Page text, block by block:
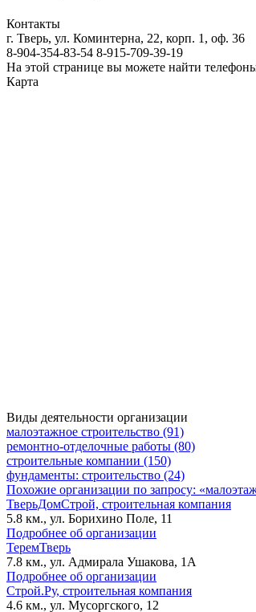
Контакты
г. Тверь, ул. Коминтерна, 22, корп. 1, оф. 36
8-904-354-83-54 8-915-709-39-19
На этой странице вы можете найти
Карта
Виды деятельности организации
малоэтажное строительство (91)
ремонтно-отделочные работы (80)
строительные компании (150)
фундаменты: строительство (24)
Похожие организации по запросу:
ТверьДомСтрой, строительная компания
5.8 км., ул. Борихино Поле, 11
Подробнее об организации
ТеремТверь
7.8 км., ул. Адмирала Ушакова, 1А
Подробнее об организации
Строй.Ру, строительная компания
4.6 км., ул. Мусоргского, 12